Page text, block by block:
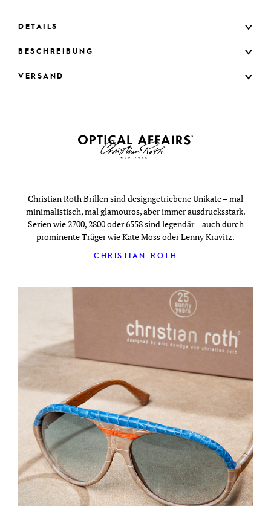
DETAILS
BESCHREIBUNG
VERSAND
Christian Roth Brillen sind designgetriebene Unikate – mal
minimalistisch, mal glamourös, aber immer ausdrucksstark.
Serien wie 2700, 2800 oder 6558 sind legendär – auch durch
prominente Träger wie Kate Moss oder Lenny Kravitz.
CHRISTIAN ROTH